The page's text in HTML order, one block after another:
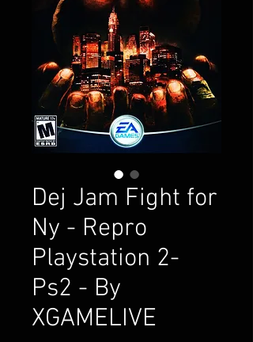
Dej Jam Fight for
Ny - Repro
Playstation 2-
Ps2 - By
XGAMELIVE